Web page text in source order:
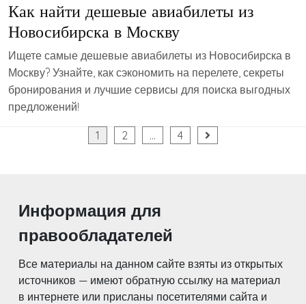
Как найти дешевые авиабилеты из
Новосибирска в Москву
Ищете самые дешевые авиабилеты из Новосибирска в
Москву? Узнайте, как сэкономить на перелете, секреты
бронирования и лучшие сервисы для поиска выгодных
предложений!
1 2 … 4
Информация для
правообладателей
Все материалы на данном сайте взяты из открытых
источников — имеют обратную ссылку на материал
в интернете или присланы посетителями сайта и